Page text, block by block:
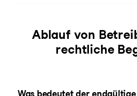
Ablauf von
rechtliche
Was bedeutet der endgültige